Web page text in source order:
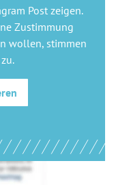
Postzeigen.
Zustimmung
wollen, stimmen
zu.